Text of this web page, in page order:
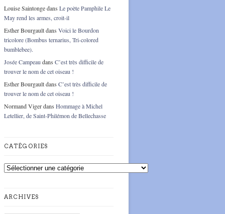
Louise Saintongedans Le poète Pamphile Le
May rend les armes, croit-il
Esther Bourgaultdans Voici le Bourdon
tricolore (Bombus ternarius, Tri-colored
bumblebee).
Josée Campeau dans C’est très difficile de
trouver le nom de cet oiseau !
Esther Bourgaultdans C’est très difficile de
trouver le nom de cet oiseau !
Normand Vigerdans Hommage à Michel
Letellier, de Saint-Philémon de Bellechasse
CATÉGORIES
ARCHIVES